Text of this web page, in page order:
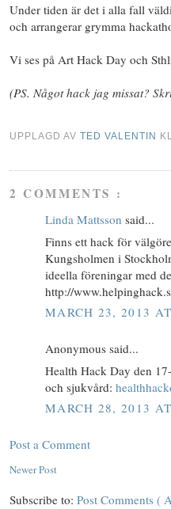
Under tiden är det i alla fall
och arrangerar grymma
Vi ses på Art Hack Day och
(PS. Något hack jag missat?
UPPLAGD AVTED VALENTIN
2 COMMENTS :
Linda Mattsson said...
Finns ett hack för
Kungsholmen i
ideella föreningar med
http://
MARCH 23, 2013
Anonymous said...
Health Hack Day den
och sjukvård:
MARCH 28, 2013
Post a Comment
Newer Post
Subscribe to: Post Comments (